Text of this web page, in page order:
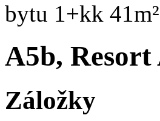
bytu 1+kk 41m²
A5b,
Záložky